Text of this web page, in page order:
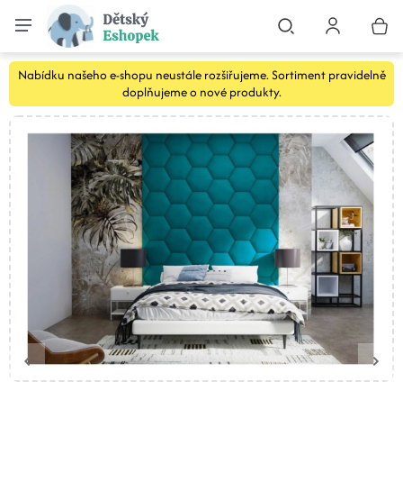
Nabídku našeho e-shopu neustále rozšiřujeme. Sortiment pravidelně
doplňujeme o nové produkty.